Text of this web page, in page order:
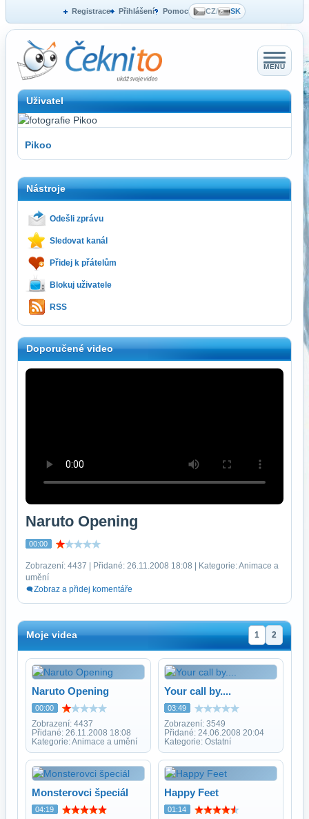
Registrace Přihlášení Pomoc CZ/ SK
MENU
Uživatel
Pikoo
Nástroje
Odešli zprávu
Sledovat kanál
Přidej k přátelům
Blokuj uživatele
RSS
Doporučené video
Naruto Opening
00:00
Zobrazení: 4437 | Přidané: 26.11.2008 18:08 | Kategorie: Animace a
umění
Zobraz a přidej komentáře
Moje videa 1 2
Naruto Opening
00:00
Zobrazení: 4437
Přidané: 26.11.2008 18:08
Kategorie: Animace a umění
Your call by....
03:49
Zobrazení: 3549
Přidané: 24.06.2008 20:04
Kategorie: Ostatní
Monsterovci špeciál
04:19
Happy Feet
01:14